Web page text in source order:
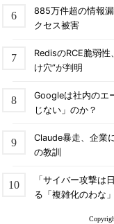
885万件超の情報
クセス被害
RedisのRCE脆弱
け穴”が判明
Googleは社内の
じない」のか？
Claude暴走、企業
の教訓
「サイバー攻撃
る「複雑化のわな」